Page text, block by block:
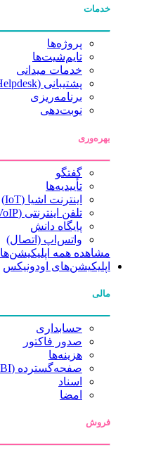
خدمات
پروژه‌ها
تایم‌شیت‌ها
خدمات میدانی
پشتیبانی (Helpdesk)
برنامه‌ریزی
نوبت‌دهی
بهره‌وری
گفتگو
تأییدیه‌ها
اینترنت اشیا (IoT)
تلفن اینترنتی (VoIP)
پایگاه دانش
واتس‌اپ (اتصال)
مشاهده همه اپلیکیشن‌ها
اپلیکیشن‌های اودونیکس
مالی
حسابداری
صدور فاکتور
هزینه‌ها
صفحه‌گسترده (BI)
اسناد
امضا
فروش